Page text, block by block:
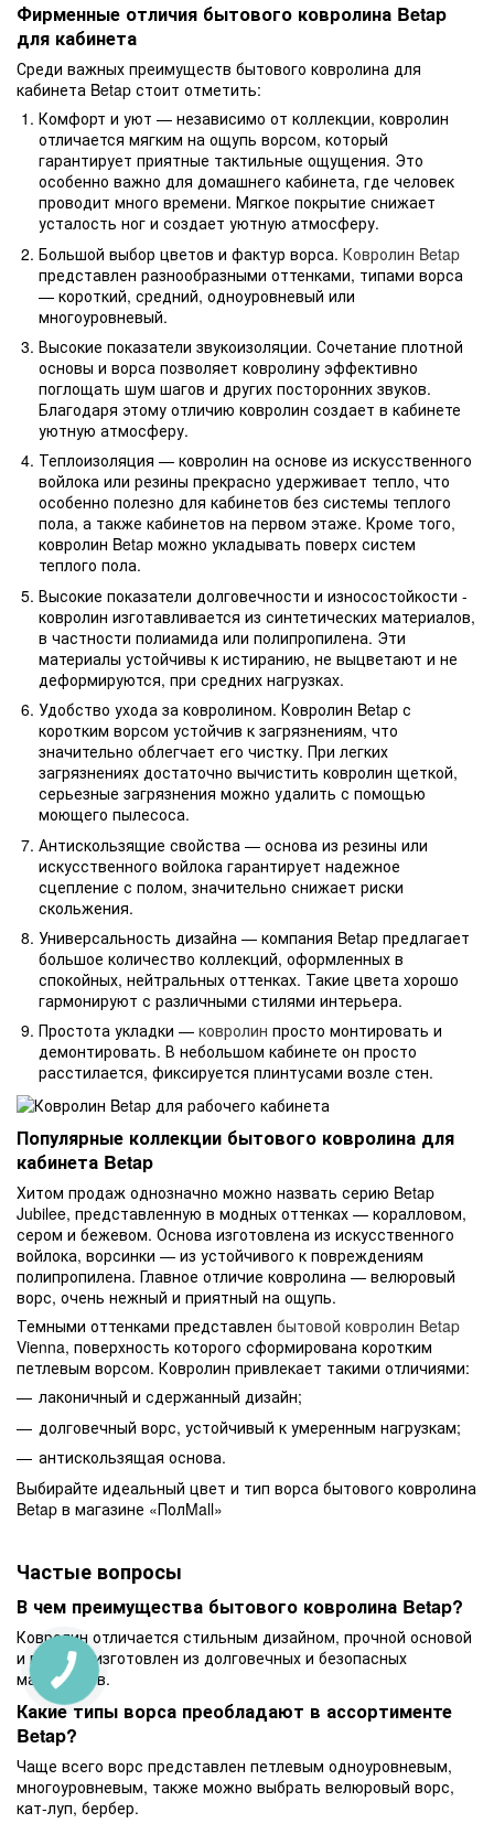
Фирменные отличия бытового ковролина Betap
для кабинета
Среди важных преимуществ бытового ковролина для
кабинета Betap стоит отметить:
Комфорт и уют — независимо от коллекции, ковролин
отличается мягким на ощупь ворсом, который
гарантирует приятные тактильные ощущения. Это
особенно важно для домашнего кабинета, где человек
проводит много времени. Мягкое покрытие снижает
усталость ног и создает уютную атмосферу.
Большой выбор цветов и фактур ворса. Ковролин Betap
представлен разнообразными оттенками, типами ворса
— короткий, средний, одноуровневый или
многоуровневый.
Высокие показатели звукоизоляции. Сочетание плотной
основы и ворса позволяет ковролину эффективно
поглощать шум шагов и других посторонних звуков.
Благодаря этому отличию ковролин создает в кабинете
уютную атмосферу.
Теплоизоляция — ковролин на основе из искусственного
войлока или резины прекрасно удерживает тепло, что
особенно полезно для кабинетов без системы теплого
пола, а также кабинетов на первом этаже. Кроме того,
ковролин Betap можно укладывать поверх систем
теплого пола.
Высокие показатели долговечности и износостойкости -
ковролин изготавливается из синтетических материалов,
в частности полиамида или полипропилена. Эти
материалы устойчивы к истиранию, не выцветают и не
деформируются, при средних нагрузках.
Удобство ухода за ковролином. Ковролин Betap с
коротким ворсом устойчив к загрязнениям, что
значительно облегчает его чистку. При легких
загрязнениях достаточно вычистить ковролин щеткой,
серьезные загрязнения можно удалить с помощью
моющего пылесоса.
Антискользящие свойства — основа из резины или
искусственного войлока гарантирует надежное
сцепление с полом, значительно снижает риски
скольжения.
Универсальность дизайна — компания Betap предлагает
большое количество коллекций, оформленных в
спокойных, нейтральных оттенках. Такие цвета хорошо
гармонируют с различными стилями интерьера.
Простота укладки — ковролин просто монтировать и
демонтировать. В небольшом кабинете он просто
расстилается, фиксируется плинтусами возле стен.
Популярные коллекции бытового ковролина для
кабинета Betap
Хитом продаж однозначно можно назвать серию Betap
Jubilee, представленную в модных оттенках — коралловом,
сером и бежевом. Основа изготовлена из искусственного
войлока, ворсинки — из устойчивого к повреждениям
полипропилена. Главное отличие ковролина — велюровый
ворс, очень нежный и приятный на ощупь.
Темными оттенками представлен бытовой ковролин Betap
Vienna, поверхность которого сформирована коротким
петлевым ворсом. Ковролин привлекает такими отличиями:
лаконичный и сдержанный дизайн;
долговечный ворс, устойчивый к умеренным нагрузкам;
антискользящая основа.
Выбирайте идеальный цвет и тип ворса бытового ковролина
Betap в магазине «ПолMall»
Частые вопросы
В чем преимущества бытового ковролина Betap?
Ковролин отличается стильным дизайном, прочной основой
и ворсом, изготовлен из долговечных и безопасных
материалов.
Какие типы ворса преобладают в ассортименте
Betap?
Чаще всего ворс представлен петлевым одноуровневым,
многоуровневым, также можно выбрать велюровый ворс,
кат-луп, бербер.